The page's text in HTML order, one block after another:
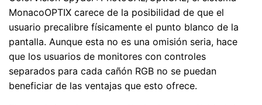
MonacoOPTIX carece de la posibilidad de que el
usuario precalibre físicamente el punto blanco de la
pantalla. Aunque esta no es una omisión seria, hace
que los usuarios de monitores con controles
separados para cada cañón RGB no se puedan
beneficiar de las ventajas que esto ofrece.